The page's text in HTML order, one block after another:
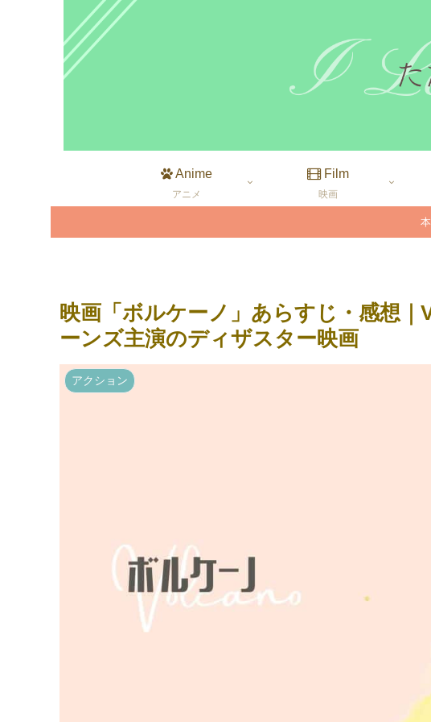
Anime
アニメ
Film
映画
映画「ボルケーノ」あらすじ・感想｜
ーンズ主演のディザスター映画
アクション